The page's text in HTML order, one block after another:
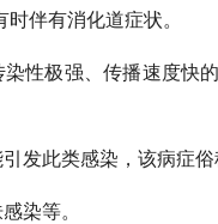
伴有消化道症状。
性极强、传播速度
发此类感染，该病症
染等。